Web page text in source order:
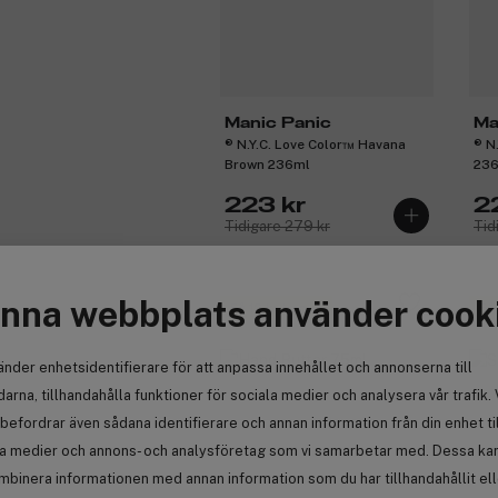
webbplats använder
enhetsidentifierare för att anpassa innehållet och annonserna till
tillhandahålla funktioner för sociala medier och analysera vår trafik.
även sådana identifierare och annan information från din enhet
medier och annons- och analysföretag som vi samarbetar med. Dessa
informationen med annan information som du har tillhandahållit
Manic Panic
® N.Y.C. Love Color™ Havana
Brown 236ml
223 kr
Tidigare 279 kr
®
Få 12 kr bonus